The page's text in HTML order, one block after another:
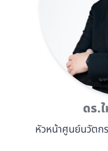
ดร.
หัวหน้าศูนย์นวัตก